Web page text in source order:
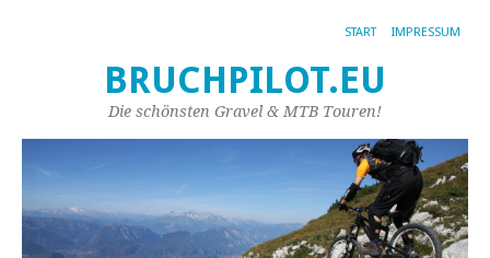
START IMPRESSUM
BRUCHPILOT.EU
Die schönsten Gravel & MTB Touren!